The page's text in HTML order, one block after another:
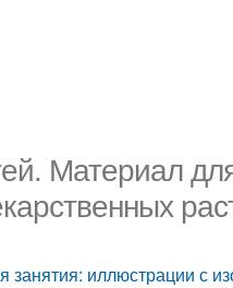
Материал
иллюстрации с